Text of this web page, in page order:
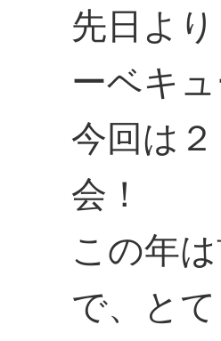
先日よ
ーベキ
今回は
会！
この年
で、と